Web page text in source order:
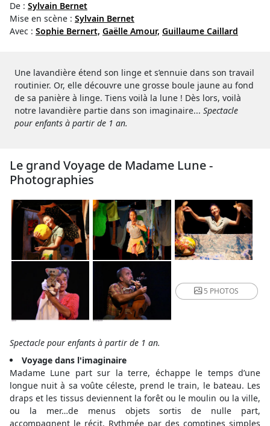
De : Sylvain Bernet
Mise en scène : Sylvain Bernet
Avec : Sophie Bernert, Gaëlle Amour, Guillaume Caillard
Une lavandière étend son linge et s’ennuie dans son travail
routinier. Or, elle découvre une grosse boule jaune au fond
de sa panière à linge. Tiens voilà la lune ! Dès lors, voilà
notre lavandière partie dans son imaginaire... Spectacle
pour enfants à partir de 1 an.
Le grand Voyage de Madame Lune -
Photographies
5 PHOTOS
Spectacle pour enfants à partir de 1 an.
Voyage dans l'imaginaire
Madame Lune part sur la terre, échappe le temps d’une
longue nuit à sa voûte céleste, prend le train, le bateau. Les
draps et les tissus deviennent la forêt ou le moulin ou la ville,
ou la mer…de menus objets sortis de nulle part,
accompagnent le récit. Rythmée par des comptines simples